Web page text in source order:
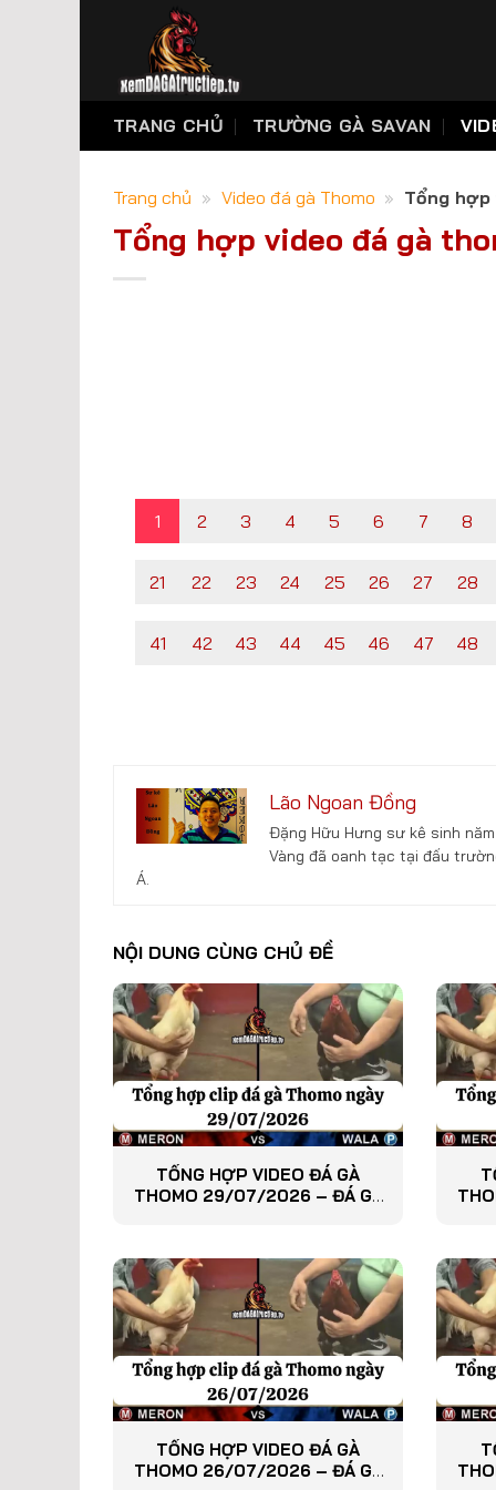
TRANG CHỦ TRƯỜNG GÀ SAVAN
Trang chủ » Video đá gà Thomo » Tổng
Tổng hợp video đá gà
1 2 3 4 5 6 7 8
21 22 23 24 25 26 27 28
41 42 43 44 45 46 47 48
Lão Ngoan Đồng
Đặng Hữu Hưng sư kê sinh
Vàng đã oanh tạc tại đấu
Á.
NỘI DUNG CÙNG CHỦ ĐỀ
TỔNG HỢP VIDEO ĐÁ GÀ
THOMO 29/07/2026 – ĐÁ GÀ
TỔNG HỢP VIDEO ĐÁ GÀ
THOMO 26/07/2026 – ĐÁ GÀ